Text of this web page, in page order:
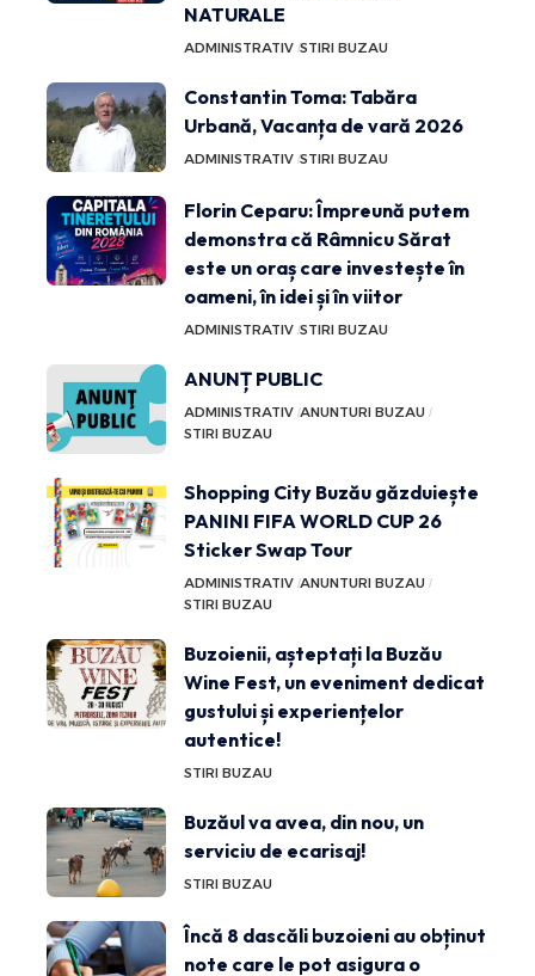
NATURALE
ADMINISTRATIV STIRI BUZAU
Constantin Toma: Tabăra
Urbană, Vacanța de vară 2026
ADMINISTRATIV STIRI BUZAU
Florin Ceparu: Împreună putem
demonstra că Râmnicu Sărat
este un oraș care investește în
oameni, în idei și în viitor
ADMINISTRATIV STIRI BUZAU
ANUNȚ PUBLIC
ADMINISTRATIV ANUNTURI BUZAU
STIRI BUZAU
Shopping City Buzău găzduiește
PANINI FIFA WORLD CUP 26
Sticker Swap Tour
ADMINISTRATIV ANUNTURI BUZAU
STIRI BUZAU
Buzoienii, așteptați la Buzău
Wine Fest, un eveniment dedicat
gustului și experiențelor
autentice!
STIRI BUZAU
Buzăul va avea, din nou, un
serviciu de ecarisaj!
STIRI BUZAU
Încă 8 dascăli buzoieni au obținut
note care le pot asigura o